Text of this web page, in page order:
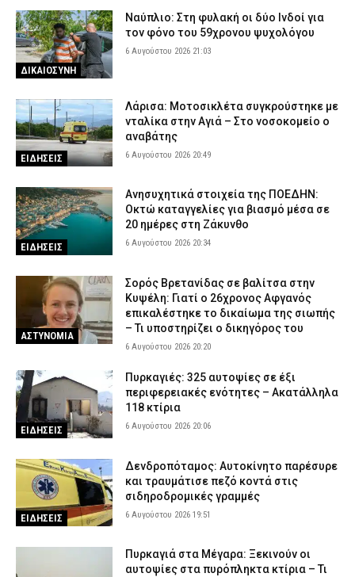
ΔΙΚΑΙΟΣΥΝΗ
Ναύπλιο: Στη φυλακή οι δύο Ινδοί για
τον φόνο του 59χρονου ψυχολόγου
6 Αυγούστου 2026 21:03
ΕΙΔΗΣΕΙΣ
Λάρισα: Μοτοσικλέτα συγκρούστηκε με
νταλίκα στην Αγιά – Στο νοσοκομείο ο
αναβάτης
6 Αυγούστου 2026 20:49
ΕΙΔΗΣΕΙΣ
Ανησυχητικά στοιχεία της ΠΟΕΔΗΝ:
Οκτώ καταγγελίες για βιασμό μέσα σε
20 ημέρες στη Ζάκυνθο
6 Αυγούστου 2026 20:34
ΑΣΤΥΝΟΜΙΑ
Σορός Βρετανίδας σε βαλίτσα στην
Κυψέλη: Γιατί ο 26χρονος Αφγανός
επικαλέστηκε το δικαίωμα της σιωπής
– Τι υποστηρίζει ο δικηγόρος του
6 Αυγούστου 2026 20:20
ΕΙΔΗΣΕΙΣ
Πυρκαγιές: 325 αυτοψίες σε έξι
περιφερειακές ενότητες – Ακατάλληλα
118 κτίρια
6 Αυγούστου 2026 20:06
ΕΙΔΗΣΕΙΣ
Δενδροπόταμος: Αυτοκίνητο παρέσυρε
και τραυμάτισε πεζό κοντά στις
σιδηροδρομικές γραμμές
6 Αυγούστου 2026 19:51
Πυρκαγιά στα Μέγαρα: Ξεκινούν οι
αυτοψίες στα πυρόπληκτα κτίρια – Τι